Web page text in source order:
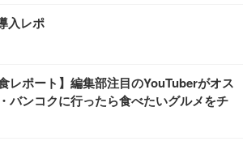
入レポ
レポート】編集部注目のYouTuberがオス
バンコクに行ったら食べたいグルメをチ